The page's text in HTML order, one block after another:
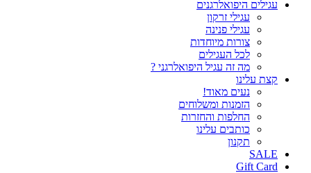
עגילים היפואלרגנים
עגילי זרקון
עגילי פנינה
צורות מיוחדות
לכל העגילים
מה זה עגיל היפואלרגני ?
קצת עלינו
נעים מאוד!
הזמנות ומשלוחים
החלפות והחזרות
כותבים עלינו
תקנון
SALE
Gift Card